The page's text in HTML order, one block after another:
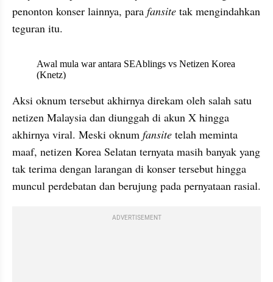
penonton konser lainnya, para fansite tak mengindahkan
teguran itu.
X post embed
Aksi oknum tersebut akhirnya direkam oleh salah satu
netizen Malaysia dan diunggah di akun X hingga
akhirnya viral. Meski oknum fansite telah meminta
maaf, netizen Korea Selatan ternyata masih banyak yang
tak terima dengan larangan di konser tersebut hingga
ADVERTISEMENT